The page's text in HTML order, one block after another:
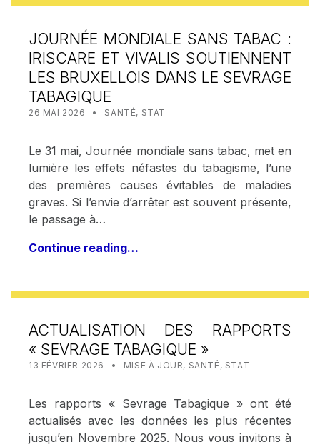
JOURNÉE MONDIALE SANS TABAC :
IRISCARE ET VIVALIS SOUTIENNENT
LES BRUXELLOIS DANS LE SEVRAGE
TABAGIQUE
POSTED ON:
26 MAI 2026 WRITTEN BY:
STAT IRISCARE
CATEGORIZED IN:
SANTÉ, STAT
Le 31 mai, Journée mondiale sans tabac, met en
lumière les effets néfastes du tabagisme, l’une
des premières causes évitables de maladies
graves. Si l’envie d’arrêter est souvent présente,
le passage à…
Continue reading…
ACTUALISATION DES RAPPORTS
« SEVRAGE TABAGIQUE »
POSTED ON:
13 FÉVRIER 2026 WRITTEN BY:
STAT IRISCARE
CATEGORIZED IN:
MISE À JOUR, SANTÉ, STAT
Les rapports « Sevrage Tabagique » ont été
actualisés avec les données les plus récentes
jusqu’en Novembre 2025. Nous vous invitons à